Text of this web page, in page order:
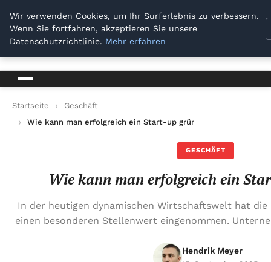
Dresden Sellout
Dresden Sellout
Startseite
Geschäft
Wie kann man erfolgreich ein Start-up gründen?
GESCHÄFT
Wie kann man erfolgreich ein
In der heutigen dynamischen Wirtschaftswelt hat
einen besonderen Stellenwert eingenommen.
Hendrik Meyer
Wir verwenden Cookies, um Ihr Surferlebnis zu verbessern.
Wenn Sie fortfahren, akzeptieren Sie unsere
Datenschutzrichtlinie. Mehr erfahren